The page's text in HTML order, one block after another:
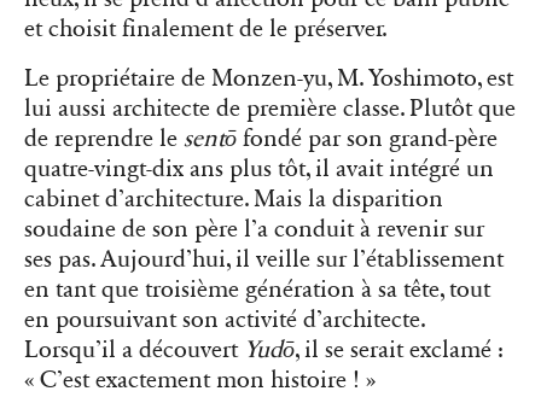
et choisit finalement de le préserver.
Le propriétaire de Monzen-yu, M. Yoshimoto, est
lui aussi architecte de première classe. Plutôt que
de reprendre le sentō fondé par son grand-père
quatre-vingt-dix ans plus tôt, il avait intégré un
cabinet d’architecture. Mais la disparition
soudaine de son père l’a conduit à revenir sur
ses pas. Aujourd’hui, il veille sur l’établissement
en tant que troisième génération à sa tête, tout
en poursuivant son activité d’architecte.
Lorsqu’il a découvert Yudō, il se serait exclamé :
« C’est exactement mon histoire ! »